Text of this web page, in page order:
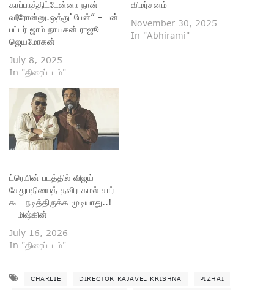
காப்பாத்திட்டேன்னா நான்
ஹீரோன்னு.ஒத்துப்பேன்” – பன்
பட்டர் ஜாம் நாயகன் ராஜூ
ஜெயமோகன்
July 8, 2025
In "திரைப்படம்"
விமர்சனம்
November 30, 2025
In "Abhirami"
ட்ரெயின் படத்தில் விஜய்
சேதுபதியைத் தவிர கமல் சார்
கூட நடித்திருக்க முடியாது..!
– மிஷ்கின்
July 16, 2026
In "திரைப்படம்"
CHARLIE DIRECTOR RAJAVEL KRISHNA PIZHAI